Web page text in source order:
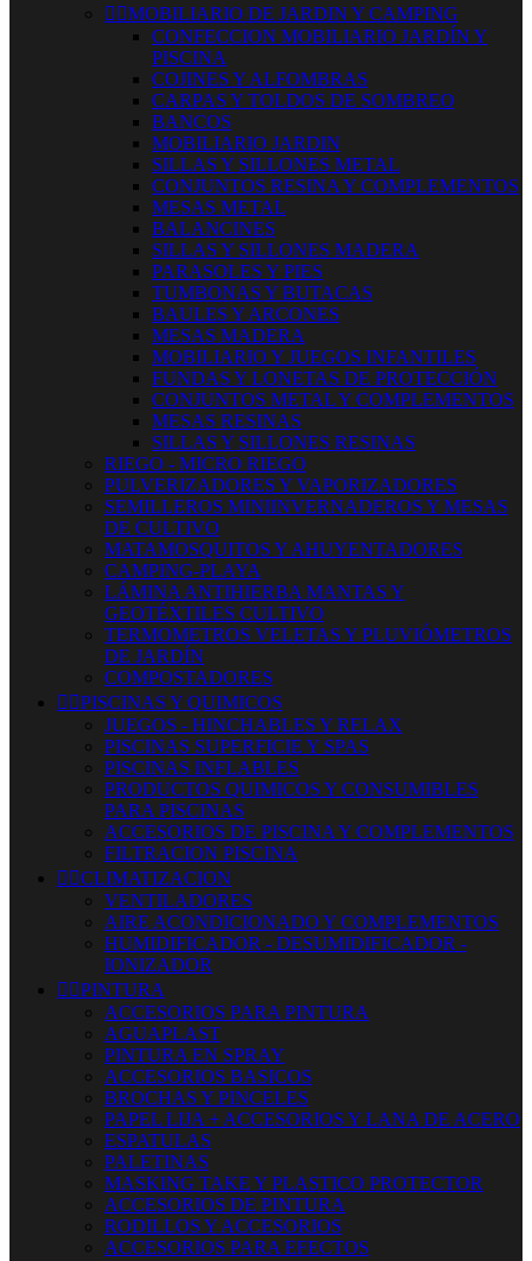
 MOBILIARIO DE JARDIN Y CAMPING
CONFECCION MOBILIARIO JARDÍN Y
PISCINA
COJINES Y ALFOMBRAS
CARPAS Y TOLDOS DE SOMBREO
BANCOS
MOBILIARIO JARDIN
SILLAS Y SILLONES METAL
CONJUNTOS RESINA Y COMPLEMENTOS
MESAS METAL
BALANCINES
SILLAS Y SILLONES MADERA
PARASOLES Y PIES
TUMBONAS Y BUTACAS
BAULES Y ARCONES
MESAS MADERA
MOBILIARIO Y JUEGOS INFANTILES
FUNDAS Y LONETAS DE PROTECCIÓN
CONJUNTOS METAL Y COMPLEMENTOS
MESAS RESINAS
SILLAS Y SILLONES RESINAS
RIEGO - MICRO RIEGO
PULVERIZADORES Y VAPORIZADORES
SEMILLEROS MINIINVERNADEROS Y MESAS
DE CULTIVO
MATAMOSQUITOS Y AHUYENTADORES
CAMPING-PLAYA
LÁMINA ANTIHIERBA MANTAS Y
GEOTÉXTILES CULTIVO
TERMOMETROS VELETAS Y PLUVIÓMETROS
DE JARDÍN
COMPOSTADORES
 PISCINAS Y QUIMICOS
JUEGOS - HINCHABLES Y RELAX
PISCINAS SUPERFICIE Y SPAS
PISCINAS INFLABLES
PRODUCTOS QUIMICOS Y CONSUMIBLES
PARA PISCINAS
ACCESORIOS DE PISCINA Y COMPLEMENTOS
FILTRACION PISCINA
 CLIMATIZACION
VENTILADORES
AIRE ACONDICIONADO Y COMPLEMENTOS
HUMIDIFICADOR - DESUMIDIFICADOR -
IONIZADOR
 PINTURA
ACCESORIOS PARA PINTURA
AGUAPLAST
PINTURA EN SPRAY
ACCESORIOS BASICOS
BROCHAS Y PINCELES
PAPEL LIJA + ACCESORIOS Y LANA DE ACERO
ESPATULAS
PALETINAS
MASKING TAKE Y PLASTICO PROTECTOR
ACCESORIOS DE PINTURA
RODILLOS Y ACCESORIOS
ACCESORIOS PARA EFECTOS